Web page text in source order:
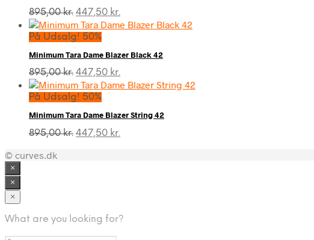
895,00kr. Den
oprindelige
pris
895,00 kr..
447,50 kr.
aktuelle
447,50 kr..
På Udsalg! 50%
Minimum Tara Dame Blazer Black 42
895,00kr. Den
oprindelige
pris
895,00 kr..
447,50 kr.
aktuelle
447,50 kr..
På Udsalg! 50%
Minimum Tara Dame Blazer String 42
895,00kr. Den
447,50 kr.
© curves.dk
×
×
×
What are you looking for?